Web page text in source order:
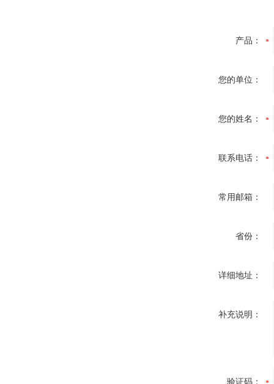
产品：
您的单位：
您的姓名：
联系电话：
常用邮箱：
省份：
详细地址：
补充说明：
验证码：